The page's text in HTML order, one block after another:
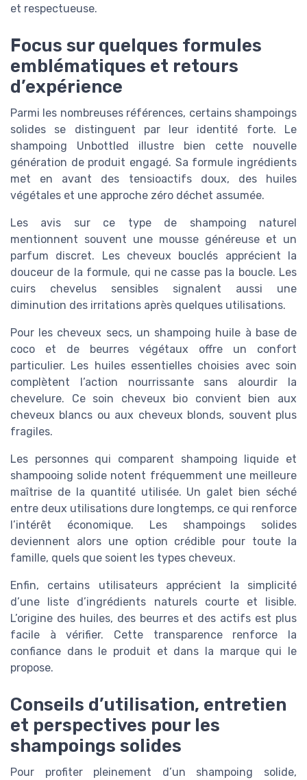
et respectueuse.
Focus sur quelques formules
emblématiques et retours
d’expérience
Parmi les nombreuses références, certains shampoings
solides se distinguent par leur identité forte. Le
shampoing Unbottled illustre bien cette nouvelle
génération de produit engagé. Sa formule ingrédients
met en avant des tensioactifs doux, des huiles
végétales et une approche zéro déchet assumée.
Les avis sur ce type de shampoing naturel
mentionnent souvent une mousse généreuse et un
parfum discret. Les cheveux bouclés apprécient la
douceur de la formule, qui ne casse pas la boucle. Les
cuirs chevelus sensibles signalent aussi une
diminution des irritations après quelques utilisations.
Pour les cheveux secs, un shampoing huile à base de
coco et de beurres végétaux offre un confort
particulier. Les huiles essentielles choisies avec soin
complètent l’action nourrissante sans alourdir la
chevelure. Ce soin cheveux bio convient bien aux
cheveux blancs ou aux cheveux blonds, souvent plus
fragiles.
Les personnes qui comparent shampoing liquide et
shampooing solide notent fréquemment une meilleure
maîtrise de la quantité utilisée. Un galet bien séché
entre deux utilisations dure longtemps, ce qui renforce
l’intérêt économique. Les shampoings solides
deviennent alors une option crédible pour toute la
famille, quels que soient les types cheveux.
Enfin, certains utilisateurs apprécient la simplicité
d’une liste d’ingrédients naturels courte et lisible.
L’origine des huiles, des beurres et des actifs est plus
facile à vérifier. Cette transparence renforce la
confiance dans le produit et dans la marque qui le
propose.
Conseils d’utilisation, entretien
et perspectives pour les
shampoings solides
Pour profiter pleinement d’un shampoing solide,